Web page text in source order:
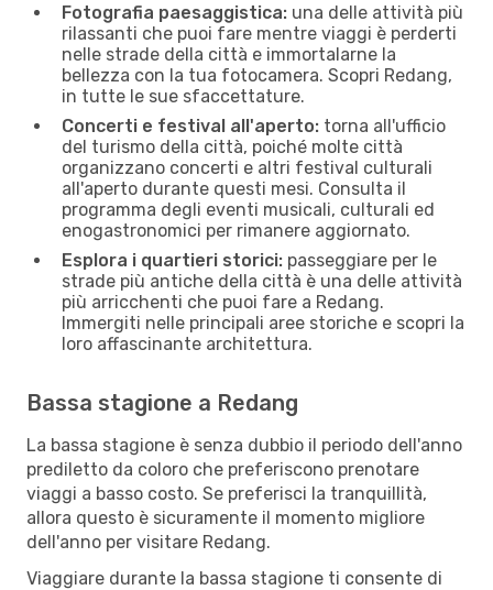
Fotografia paesaggistica: una delle attività più
rilassanti che puoi fare mentre viaggi è perderti
nelle strade della città e immortalarne la
bellezza con la tua fotocamera. Scopri Redang,
in tutte le sue sfaccettature.
Concerti e festival all'aperto: torna all'ufficio
del turismo della città, poiché molte città
organizzano concerti e altri festival culturali
all'aperto durante questi mesi. Consulta il
programma degli eventi musicali, culturali ed
enogastronomici per rimanere aggiornato.
Esplora i quartieri storici: passeggiare per le
strade più antiche della città è una delle attività
più arricchenti che puoi fare a Redang.
Immergiti nelle principali aree storiche e scopri la
loro affascinante architettura.
Bassa stagione a Redang
La bassa stagione è senza dubbio il periodo dell'anno
prediletto da coloro che preferiscono prenotare
viaggi a basso costo. Se preferisci la tranquillità,
allora questo è sicuramente il momento migliore
dell'anno per visitare Redang.
Viaggiare durante la bassa stagione ti consente di